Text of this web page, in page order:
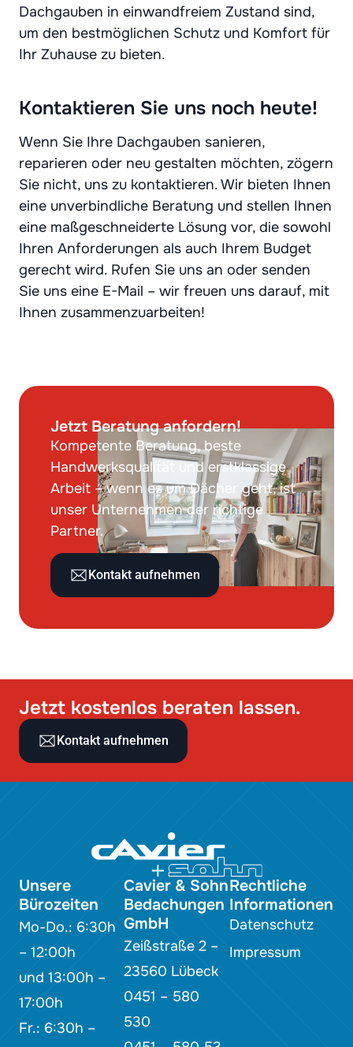
Dachgauben in einwandfreiem Zustand sind,
um den bestmöglichen Schutz und Komfort für
Ihr Zuhause zu bieten.
Kontaktieren Sie uns noch heute!
Wenn Sie Ihre Dachgauben sanieren,
reparieren oder neu gestalten möchten, zögern
Sie nicht, uns zu kontaktieren. Wir bieten Ihnen
eine unverbindliche Beratung und stellen Ihnen
eine maßgeschneiderte Lösung vor, die sowohl
Ihren Anforderungen als auch Ihrem Budget
gerecht wird. Rufen Sie uns an oder senden
Sie uns eine E-Mail – wir freuen uns darauf, mit
Ihnen zusammenzuarbeiten!
Jetzt Beratung anfordern!
Kompetente Beratung, beste
Handwerksqualität und erstklassige
Arbeit – wenn es um Dächer geht, ist
unser Unternehmen der richtige
Partner.
Kontakt aufnehmen
Jetzt kostenlos beraten lassen.
Kontakt aufnehmen
Unsere
Bürozeiten
Mo-Do.: 6:30h
– 12:00h
und 13:00h –
17:00h
Fr.: 6:30h –
Cavier & Sohn
Bedachungen
GmbH
Zeißstraße 2 –
23560 Lübeck
0451 – 580
530
Rechtliche
Informationen
Datenschutz
Impressum